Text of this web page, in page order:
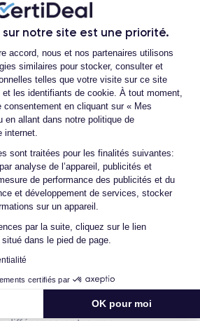
notre site est une priorité.
Gestion du
accord, nous et nos partenaires utilisons
similaires pour stocker, consulter et
telles que votre visite sur ce site
les identifiants de cookie. À tout moment,
consentement en cliquant sur « Mes
en allant dans notre politique de
internet.
sont traitées pour les finalités suivantes:
analyse de l’appareil, publicités et
de performance des publicités et du
et développement de services, stocker
sur un appareil.
par la suite, cliquez sur le lien
dans le pied de page.
certifiés par
OK pour moi
Axeptio consent
sont inclus avec la
modes de paiement ?
de payer l’iPhone 16 en
?
utilisez-vous pour
délais de livraison ?
t-il si je change d'avis
un retour ?
le service client ?